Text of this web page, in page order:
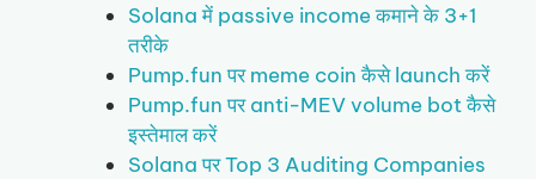
Solana में passive income कमाने के 3+1
तरीके
Pump.fun पर meme coin कैसे launch करें
Pump.fun पर anti-MEV volume bot कैसे
इस्तेमाल करें
Solana पर Top 3 Auditing Companies